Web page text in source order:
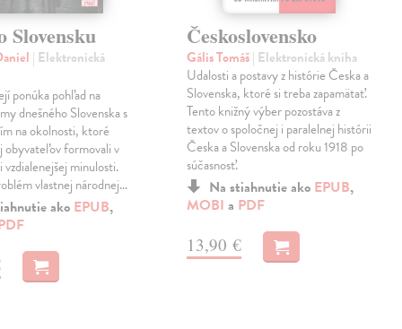
Slovensku
| Elektronická
ponúka pohľad na
dnešného Slovenska s
na okolnosti, ktoré
obyvateľov formovali v
vzdialenejšej minulosti.
vlastnej národnej…
ako EPUB,
Československo
Gális Tomáš| Elektronická kniha
Udalosti a postavy z histórie Česka a
Slovenska, ktoré si treba zapamätať.
Tento knižný výber pozostáva z
textov o spoločnej i paralelnej histórii
Česka a Slovenska od roku 1918 po
súčasnosť.
Na stiahnutie ako EPUB,
MOBI a PDF
13,90 €